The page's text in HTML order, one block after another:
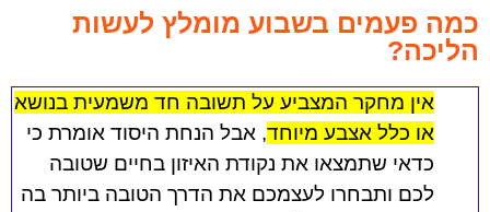
כמה פעמים בשבוע מומלץ לעשות
הליכה?
אין מחקר המצביע על תשובה חד משמעית בנושא
או כלל אצבע מיוחד, אבל הנחת היסוד אומרת כי
כדאי שתמצאו את נקודת האיזון בחיים שטובה
לכם ותבחרו לעצמכם את הדרך הטובה ביותר בה